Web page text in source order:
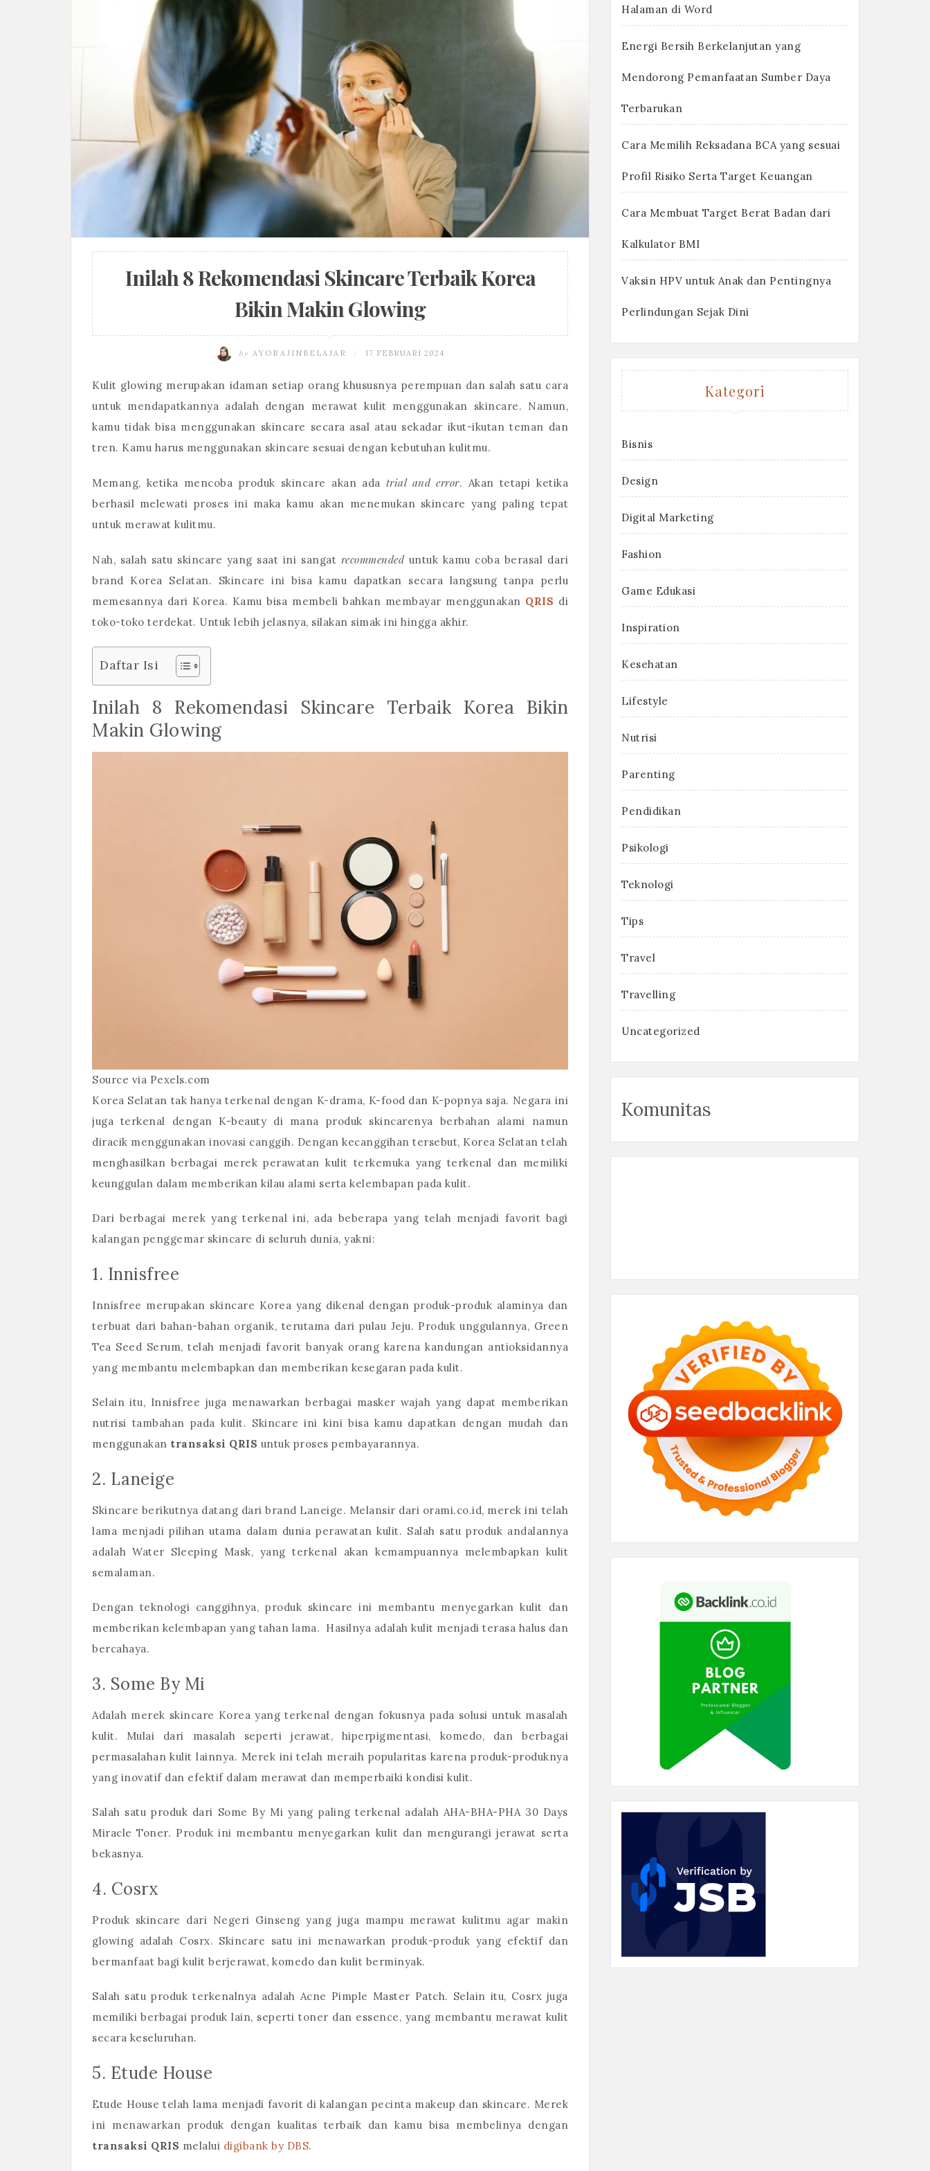
Inilah 8 Rekomendasi Skincare Terbaik Korea
Bikin Makin Glowing
by AYORAJINBELAJAR 17 FEBRUARI 2024
Kulit glowing merupakan idaman setiap orang khususnya perempuan dan salah satu cara
untuk mendapatkannya adalah dengan merawat kulit menggunakan skincare. Namun,
kamu tidak bisa menggunakan skincare secara asal atau sekadar ikut-ikutan teman dan
tren. Kamu harus menggunakan skincare sesuai dengan kebutuhan kulitmu.
Memang, ketika mencoba produk skincare akan ada trial and error. Akan tetapi ketika
berhasil melewati proses ini maka kamu akan menemukan skincare yang paling tepat
untuk merawat kulitmu.
Nah, salah satu skincare yang saat ini sangat recommendeduntuk kamu coba berasal dari
brand Korea Selatan. Skincare ini bisa kamu dapatkan secara langsung tanpa perlu
memesannya dari Korea. Kamu bisa membeli bahkan membayar menggunakan QRIS di
toko-toko terdekat. Untuk lebih jelasnya, silakan simak ini hingga akhir.
Daftar Isi
Inilah 8 Rekomendasi Skincare Terbaik Korea Bikin
Makin Glowing
Source via Pexels.com
Korea Selatan tak hanya terkenal dengan K-drama, K-food dan K-popnya saja. Negara ini
juga terkenal dengan K-beauty di mana produk skincarenya berbahan alami namun
diracik menggunakan inovasi canggih. Dengan kecanggihan tersebut, Korea Selatan telah
menghasilkan berbagai merek perawatan kulit terkemuka yang terkenal dan memiliki
keunggulan dalam memberikan kilau alami serta kelembapan pada kulit.
Dari berbagai merek yang terkenal ini, ada beberapa yang telah menjadi favorit bagi
kalangan penggemar skincare di seluruh dunia, yakni:
1. Innisfree
Innisfree merupakan skincare Korea yang dikenal dengan produk-produk alaminya dan
terbuat dari bahan-bahan organik, terutama dari pulau Jeju. Produk unggulannya, Green
Tea Seed Serum, telah menjadi favorit banyak orang karena kandungan antioksidannya
yang membantu melembapkan dan memberikan kesegaran pada kulit.
Selain itu, Innisfree juga menawarkan berbagai masker wajah yang dapat memberikan
nutrisi tambahan pada kulit. Skincare ini kini bisa kamu dapatkan dengan mudah dan
menggunakan transaksi QRIS untuk proses pembayarannya.
2. Laneige
Skincare berikutnya datang dari brand Laneige. Melansir dari orami.co.id, merek ini telah
lama menjadi pilihan utama dalam dunia perawatan kulit. Salah satu produk andalannya
adalah Water Sleeping Mask, yang terkenal akan kemampuannya melembapkan kulit
semalaman.
Dengan teknologi canggihnya, produk skincare ini membantu menyegarkan kulit dan
memberikan kelembapan yang tahan lama. Hasilnya adalah kulit menjadi terasa halus dan
bercahaya.
3. Some By Mi
Adalah merek skincare Korea yang terkenal dengan fokusnya pada solusi untuk masalah
kulit. Mulai dari masalah seperti jerawat, hiperpigmentasi, komedo, dan berbagai
permasalahan kulit lainnya. Merek ini telah meraih popularitas karena produk-produknya
yang inovatif dan efektif dalam merawat dan memperbaiki kondisi kulit.
Salah satu produk dari Some By Mi yang paling terkenal adalah AHA-BHA-PHA 30 Days
Miracle Toner. Produk ini membantu menyegarkan kulit dan mengurangi jerawat serta
bekasnya.
4. Cosrx
Produk skincare dari Negeri Ginseng yang juga mampu merawat kulitmu agar makin
glowing adalah Cosrx. Skincare satu ini menawarkan produk-produk yang efektif dan
bermanfaat bagi kulit berjerawat, komedo dan kulit berminyak.
Salah satu produk terkenalnya adalah Acne Pimple Master Patch. Selain itu, Cosrx juga
memiliki berbagai produk lain, seperti toner dan essence, yang membantu merawat kulit
secara keseluruhan.
5. Etude House
Etude House telah lama menjadi favorit di kalangan pecinta makeup dan skincare. Merek
ini menawarkan produk dengan kualitas terbaik dan kamu bisa membelinya dengan
transaksi QRIS melalui digibank by DBS.
Halaman di Word
Energi Bersih Berkelanjutan yang
Mendorong Pemanfaatan Sumber Daya
Terbarukan
Cara Memilih Reksadana BCA yang sesuai
Profil Risiko Serta Target Keuangan
Cara Membuat Target Berat Badan dari
Kalkulator BMI
Vaksin HPV untuk Anak dan Pentingnya
Perlindungan Sejak Dini
Kategori
Bisnis
Design
Digital Marketing
Fashion
Game Edukasi
Inspiration
Kesehatan
Lifestyle
Nutrisi
Parenting
Pendidikan
Psikologi
Teknologi
Tips
Travel
Travelling
Uncategorized
Komunitas